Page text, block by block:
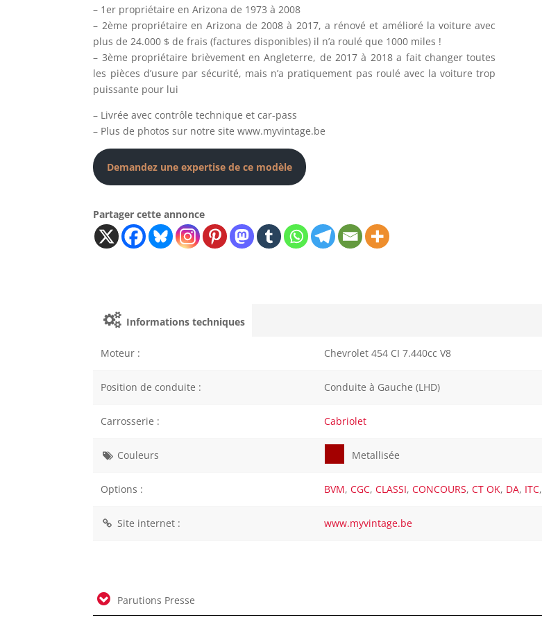
– 1er propriétaire en Arizona de 1973 à 2008
– 2ème propriétaire en Arizona de 2008 à 2017, a rénové et amélioré la voiture avec
plus de 24.000 $ de frais (factures disponibles) il n’a roulé que 1000 miles !
– 3ème propriétaire brièvement en Angleterre, de 2017 à 2018 a fait changer toutes
les pièces d’usure par sécurité, mais n’a pratiquement pas roulé avec la voiture trop
puissante pour lui
– Livrée avec contrôle technique et car-pass
– Plus de photos sur notre site www.myvintage.be
Demandez une expertise de ce modèle
Partager cette annonce
Informations techniques
Moteur : Chevrolet 454 CI 7.440cc V8
Position de conduite : Conduite à Gauche (LHD)
Carrosserie : Cabriolet
Couleurs Metallisée
Options : BVM,CGC,CLASSI,CONCOURS,CT OK, DA, ITC,
Site internet : www.myvintage.be
Parutions Presse